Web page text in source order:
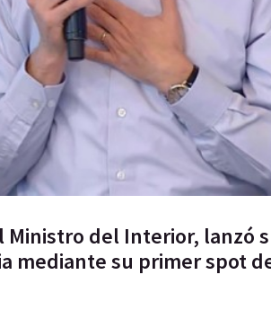
Ministro del Interior, lanzó
mediante su primer spot